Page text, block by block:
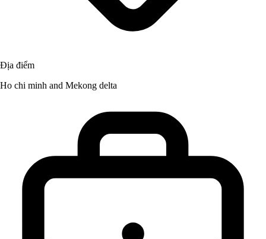
Địa điểm
Ho chi minh and Mekong delta